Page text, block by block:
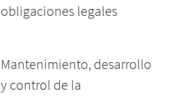
obligaciones legales
Mantenimiento, desarrollo
y control de la